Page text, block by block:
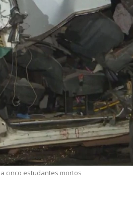
cinco estudantes mortos